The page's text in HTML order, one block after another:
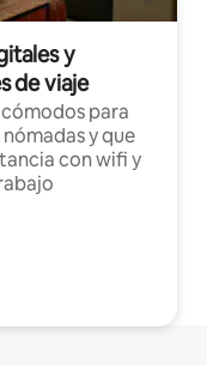
y
de viaje
para
y que
con wifi y